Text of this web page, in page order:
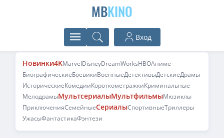
MBKINO
Вход
Новинки4KMarvelDisneyDreamWorksHBOАниме
БиографическиеБоевикиВоенныеДетективыДетскиеДрамы
ИсторическиеКомедииКороткометражкиКриминальные
МелодрамыМультсериалыМультфильмыМюзиклы
ПриключенияСемейныеСериалыСпортивныеТриллеры
УжасыФантастикаФэнтези